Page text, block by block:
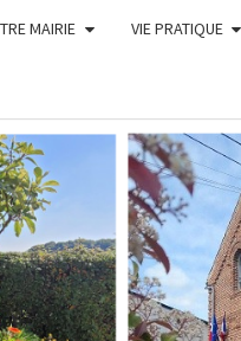
MAIRIE VIE PRATIQUE